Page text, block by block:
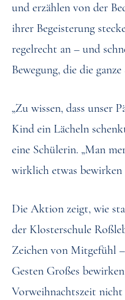
und erzählen von der
ihrer Begeisterung
regelrecht an – und
Bewegung, die die
„Zu wissen, dass unser
Kind ein Lächeln
eine Schülerin. „Man
wirklich etwas bewirken
Die Aktion zeigt, wie
der Klosterschule
Zeichen von Mitgefühl
Gesten Großes
Vorweihnachtszeit